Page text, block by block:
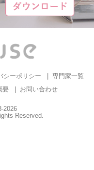
シーポリシー
専門家一覧
要 お問い合わせ
2026
Reserved.